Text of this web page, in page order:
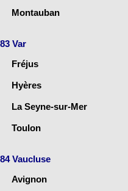
Montauban
83 Var
Fréjus
Hyères
La Seyne-sur-Mer
Toulon
84 Vaucluse
Avignon